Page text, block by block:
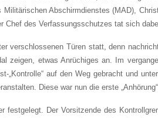
Abschirmdienstes (MAD),
Chef des Verfassungsschutzes tat sich
verschlossenen Türen statt, denn
zeigen, etwas Anrüchiges an. Im
„Kontrolle“ auf den Weg gebracht und
Diese war nun die erste
festgelegt. Der Vorsitzende des